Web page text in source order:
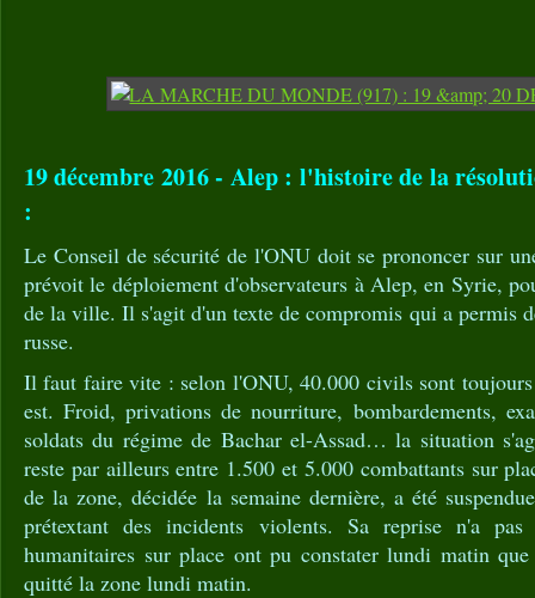
19 décembre 2016 - Alep : l'histoire de la
:
Le Conseil de sécurité de l'ONU doit se prononcer sur
prévoit le déploiement d'observateurs à Alep, en Syrie,
de la ville. Il s'agit d'un texte de compromis qui a permis
russe.
Il faut faire vite : selon l'ONU, 40.000 civils sont
est. Froid, privations de nourriture, bombardements,
soldats du régime de Bachar el-Assad… la situation
reste par ailleurs entre 1.500 et 5.000 combattants sur
de la zone, décidée la semaine dernière, a été
prétextant des incidents violents. Sa reprise n'a
humanitaires sur place ont pu constater lundi matin que
quitté la zone lundi matin.